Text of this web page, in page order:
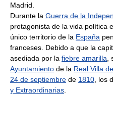
Madrid.
Durante la Guerra de la
protagonista de la vida política
único territorio de la España
franceses. Debido a que la
asediada por la fiebre amarilla
Ayuntamiento de la Real Villa
24 de septiembre de 1810 , los
y Extraordinarias